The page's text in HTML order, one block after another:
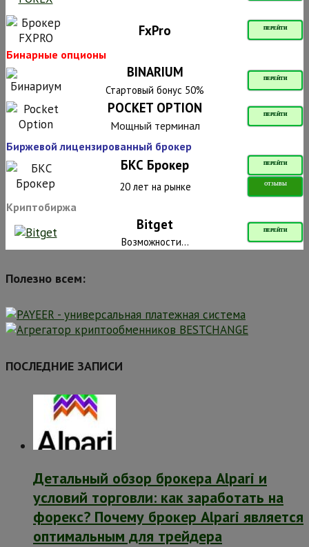
FxPro ПЕРЕЙТИ
Бинарные опционы
BINARIUM ПЕРЕЙТИ
Стартовый бонус 50%
POCKET OPTION ПЕРЕЙТИ
Мощный терминал
Биржевой лицензированный брокер
БКС Брокер ПЕРЕЙТИ
20 лет на рынке ОТЗЫВЫ
Криптобиржа
Bitget ПЕРЕЙТИ
Возможности...
Полезно всем:
ПОСЛЕДНИЕ ЗАПИСИ
Детальный обзор брокера Alpari и
условий торговли: как заработать на
форекс? Почему брокер Alpari является
оптимальным для трейдера